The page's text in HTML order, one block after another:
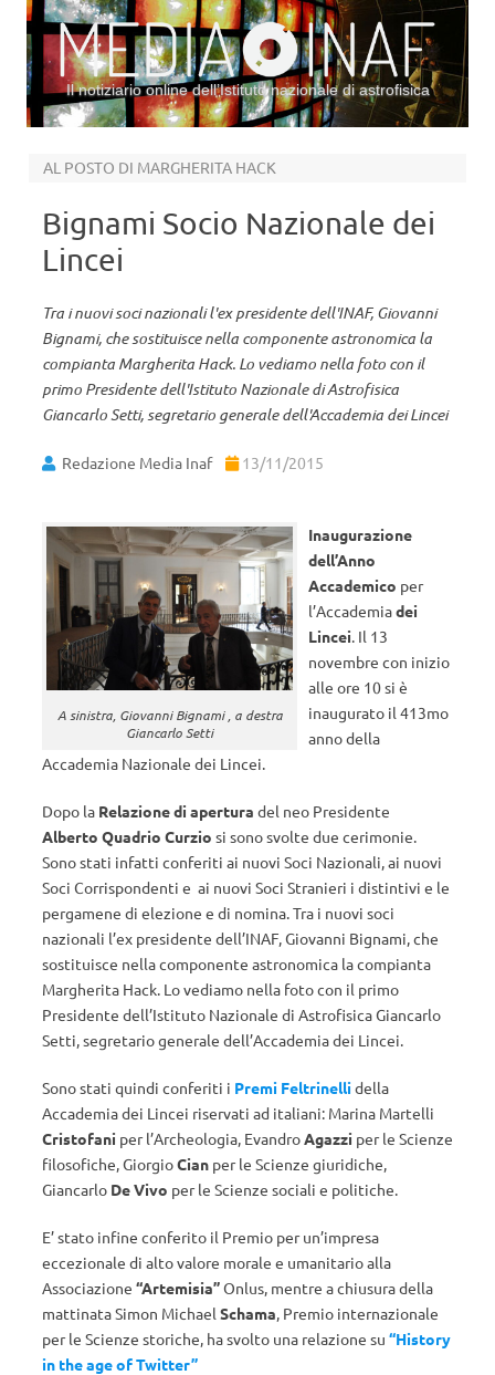
Il notiziario online dell’Istituto nazionale di astrofisica
AL POSTO DI MARGHERITA HACK
Bignami Socio Nazionale dei
Lincei
Tra i nuovi soci nazionali l'ex presidente dell'INAF, Giovanni
Bignami, che sostituisce nella componente astronomica la
compianta Margherita Hack. Lo vediamo nella foto con il
primo Presidente dell'Istituto Nazionale di Astrofisica
Giancarlo Setti, segretario generale dell'Accademia dei Lincei
Redazione Media Inaf 13/11/2015
A sinistra, Giovanni Bignami , a destra
Giancarlo Setti
Inaugurazione
dell’Anno
Accademico per
l’Accademiadei
Lincei. Il 13
novembre con inizio
alle ore 10 si è
inaugurato il 413mo
anno della
Accademia Nazionale dei Lincei.
Dopo la Relazione di apertura del neo Presidente
Alberto Quadrio Curzio si sono svolte due cerimonie.
Sono stati infatti conferiti ai nuovi Soci Nazionali, ai nuovi
Soci Corrispondenti e ai nuovi Soci Stranieri i distintivi e le
pergamene di elezione e di nomina. Tra i nuovi soci
nazionali l’ex presidente dell’INAF, Giovanni Bignami, che
sostituisce nella componente astronomica la compianta
Margherita Hack. Lo vediamo nella foto con il primo
Presidente dell’Istituto Nazionale di Astrofisica Giancarlo
Setti, segretario generale dell’Accademia dei Lincei.
Sono stati quindi conferiti i Premi Feltrinellidella
Accademia dei Lincei riservati ad italiani: Marina Martelli
Cristofani per l’Archeologia, EvandroAgazzi per le Scienze
filosofiche, GiorgioCian per le Scienze giuridiche,
Giancarlo De Vivo per le Scienze sociali e politiche.
E’ stato infine conferito il Premio per un’impresa
eccezionale di alto valore morale e umanitario alla
Associazione “Artemisia”Onlus, mentre a chiusura della
mattinata Simon Michael Schama, Premio internazionale
per le Scienze storiche, ha svolto una relazione su “History
in the age of Twitter”